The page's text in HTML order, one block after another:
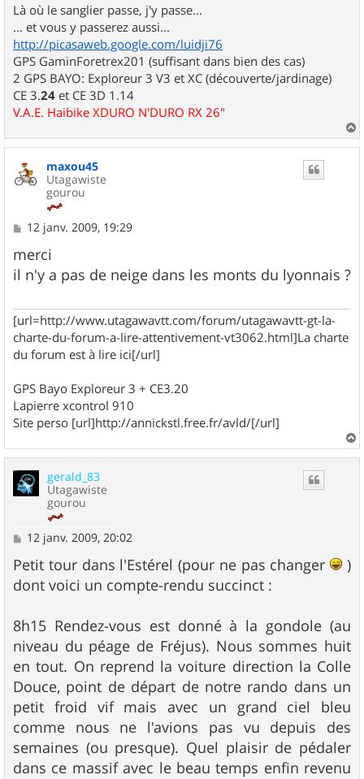
Là où le sanglier passe, j'y passe...
... et vous y passerez aussi...
http://picasaweb.google.com/luidji76
GPS GaminForetrex201 (suffisant dans bien des cas)
2 GPS BAYO: Exploreur 3 V3 et XC (découverte/jardinage)
CE 3.24 et CE 3D 1.14
V.A.E. Haibike XDURO N'DURO RX 26"
a
maxou45
Utagawiste
gourou
M
s
s
a
12 janv. 2009, 19:29
merci
il n'y a pas de neige dans les monts du lyonnais ?
[url=http://www.utagawavtt.com/forum/utagawavtt-gt-la-
charte-du-forum-a-lire-attentivement-vt3062.html]La charte
du forum est à lire ici[/url]
GPS Bayo Exploreur 3 + CE3.20
Lapierre xcontrol 910
Site perso [url]http://annickstl.free.fr/avld/[/url]
a
gerald_83
Utagawiste
gourou
M
s
s
a
12 janv. 2009, 20:02
Petit tour dans l'Estérel (pour ne pas changer
)
dont voici un compte-rendu succinct :
8h15 Rendez-vous est donné à la gondole (au
niveau du péage de Fréjus). Nous sommes huit
en tout. On reprend la voiture direction la Colle
Douce, point de départ de notre rando dans un
petit froid vif mais avec un grand ciel bleu
comme nous ne l'avions pas vu depuis des
semaines (ou presque). Quel plaisir de pédaler
dans ce massif avec le beau temps enfin revenu